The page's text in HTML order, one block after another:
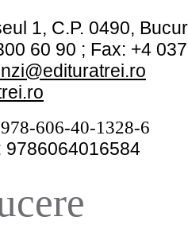
1, C.P. 0490,
60 90 ; Fax: +4
978-606-40-1328-6
9786064016584